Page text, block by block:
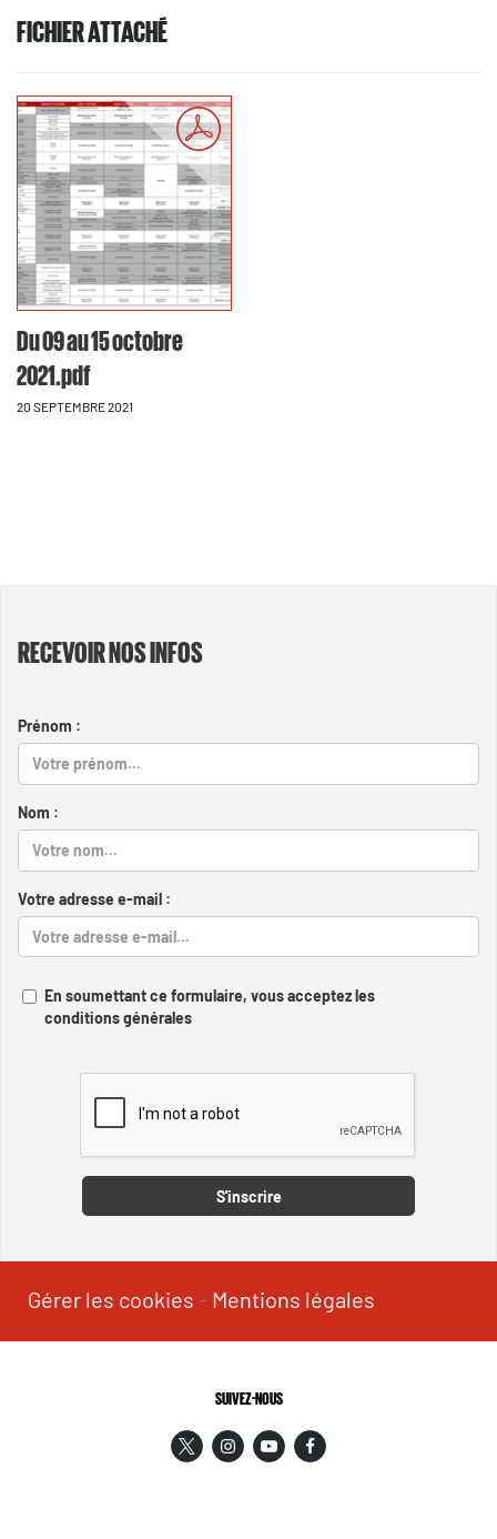
FICHIER ATTACHÉ
Du 09 au 15 octobre
2021.pdf
20 SEPTEMBRE 2021
RECEVOIR NOS INFOS
Prénom :
Nom :
Votre adresse e-mail :
En soumettant ce formulaire, vous acceptez les
conditions générales
S'inscrire
Gérer les cookies - Mentions légales
SUIVEZ-NOUS